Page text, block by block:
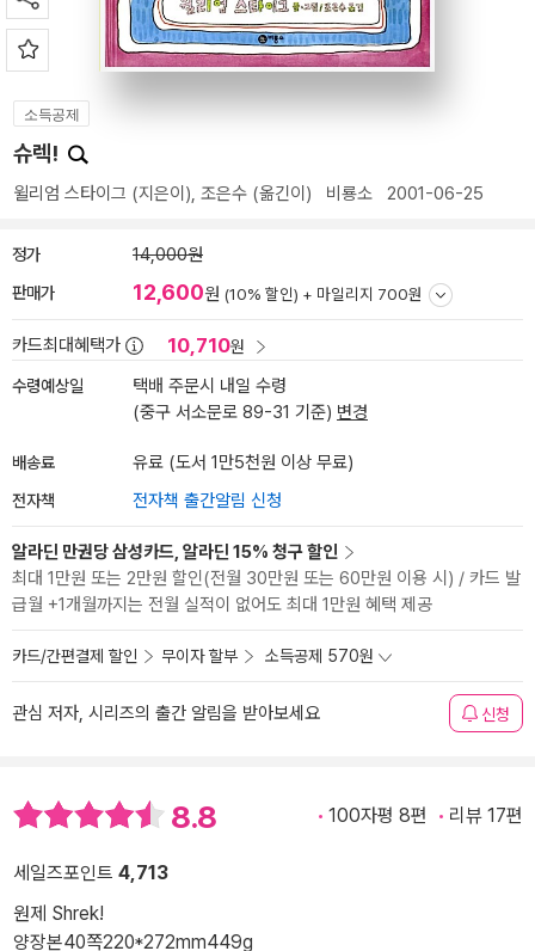
소득공제
슈렉!
윌리엄 스타이그 (지은이), 조은수 (옮긴이) 비룡소 2001-06-25
정가 14,000원
판매가 12,600원 (10% 할인) + 마일리지 700원
카드최대혜택가 10,710원
수령예상일
택배 주문시 내일 수령
(중구 서소문로 89-31 기준) 변경
배송료 유료 (도서 1만5천원 이상 무료)
전자책 전자책 출간알림 신청
알라딘 만권당 삼성카드, 알라딘 15% 청구 할인
최대 1만원 또는 2만원 할인(전월 30만원 또는 60만원 이용 시) / 카드 발
급월 +1개월까지는 전월 실적이 없어도 최대 1만원 혜택 제공
카드/간편결제 할인 무이자 할부 소득공제 570원
관심 저자, 시리즈의 출간 알림을 받아보세요 신청
8.8 100자평 8편 리뷰 17편
세일즈포인트 4,713
원제 Shrek!
양장본40쪽220*272mm449g